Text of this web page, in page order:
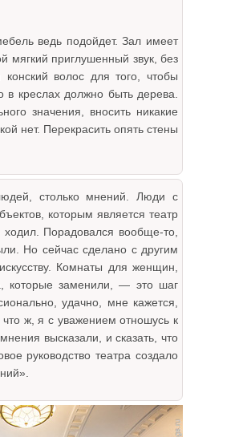
ведь подойдет. Зал имеет
мягкий приглушенный звук, без
волос для того, чтобы
креслах должно быть дерева.
значения, вносить никакие
нет. Перекрасить опять стены
столько мнений. Люди с
которым является театр
Порадовался вообще-то,
Но сейчас сделано с другим
Комнаты для женщин,
которые заменили, — это шаг
удачно, мне кажется,
ж, я с уважением отношусь к
высказали, и сказать, что
руководство театра создало